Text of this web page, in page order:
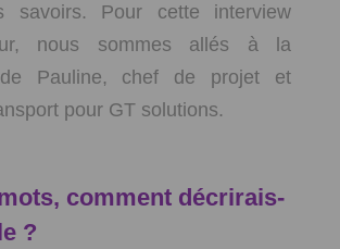
savoirs. Pour cette interview
nous sommes allés à la
de Pauline, chef de projet et
pour GT solutions.
comment décrirais-
?